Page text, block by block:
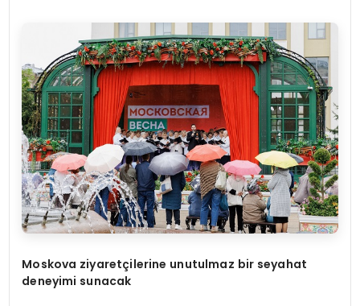
Moskova ziyaretçilerine unutulmaz bir seyahat
deneyimi sunacak